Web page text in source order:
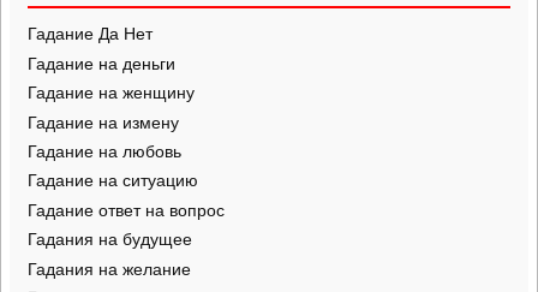
Гадание Да Нет
Гадание на деньги
Гадание на женщину
Гадание на измену
Гадание на любовь
Гадание на ситуацию
Гадание ответ на вопрос
Гадания на будущее
Гадания на желание